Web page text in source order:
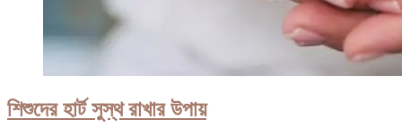
শিশুদের হার্ট সুস্থ রাখার উপায়